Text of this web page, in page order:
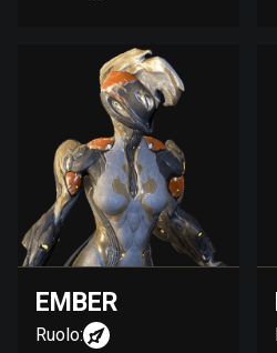
EMBER
Ruolo: